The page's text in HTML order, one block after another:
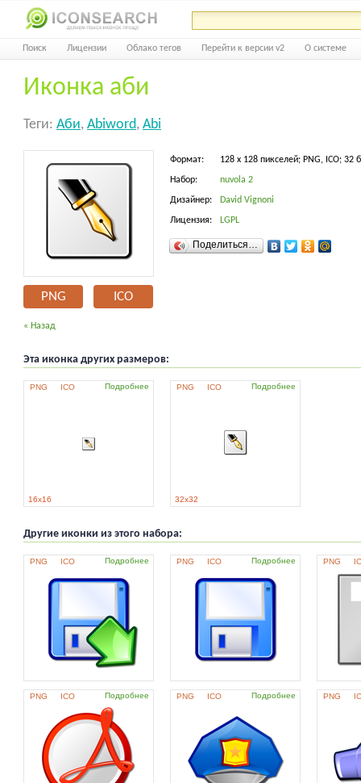
Поиск Лицензии Облако тегов Перейти к версии v2 О системе
Иконка аби
Теги: Аби, Abiword, Abi
PNG ICO
Формат: 128 x 128 пикселей; PNG, ICO; 32
Набор: nuvola 2
Дизайнер: David Vignoni
Лицензия: LGPL
Поделиться…
« Назад
Эта иконка других размеров:
PNG ICO Подробнее
16x16
PNG ICO Подробнее
32x32
Другие иконки из этого набора:
PNG ICO Подробнее PNG ICO Подробнее PNG
PNG ICO Подробнее PNG ICO Подробнее PNG